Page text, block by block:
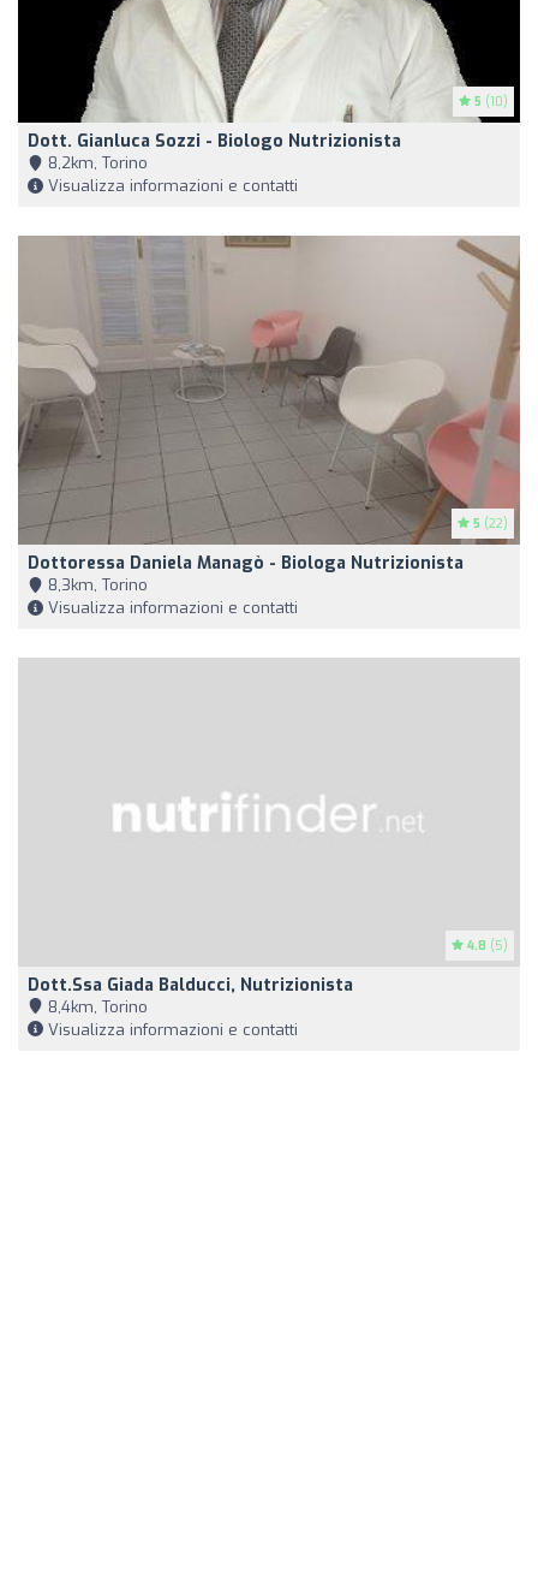
5 (10)
Dott. Gianluca Sozzi - Biologo Nutrizionista
8,2km, Torino
Visualizza informazioni e contatti
5 (22)
Dottoressa Daniela Managò - Biologa Nutrizionista
8,3km, Torino
Visualizza informazioni e contatti
4.8 (5)
Dott.ssa Giada Balducci, Nutrizionista
8,4km, Torino
Visualizza informazioni e contatti